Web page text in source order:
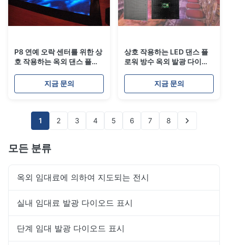
P8 연예 오락 센터를 위한 상
호 작용하는 옥외 댄스 플로
지금 문의
상호 작용하는 LED 댄스 플
로워 방수 옥외 발광 다이오
지금 문의
1 2 3 4 5 6 7 8
모든 분류
옥외 임대료에 의하여 지도되는 전시
실내 임대료 발광 다이오드 표시
단계 임대 발광 다이오드 표시